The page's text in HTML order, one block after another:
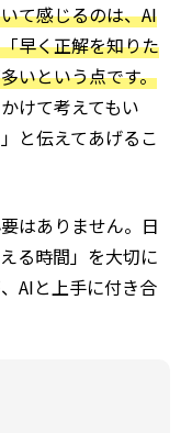
て感じるのは、AI
早く正解を知りた
いという点です。
けて考えてもい
と伝えてあげるこ
はありません。日
る時間」を大切に
AIと上手に付き合